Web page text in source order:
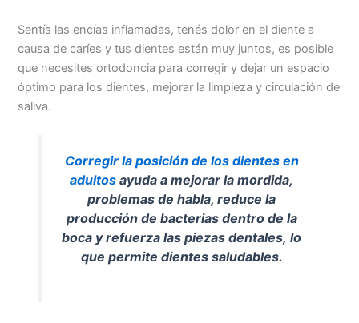
Sentís las encías inflamadas, tenés dolor en el diente a
causa de caríes y tus dientes están muy juntos, es posible
que necesites ortodoncia para corregir y dejar un espacio
óptimo para los dientes, mejorar la limpieza y circulación de
saliva.
Corregir la posición de los dientes en
adultos ayuda a mejorar la mordida,
problemas de habla, reduce la
producción de bacterias dentro de la
boca y refuerza las piezas dentales, lo
que permite dientes saludables.